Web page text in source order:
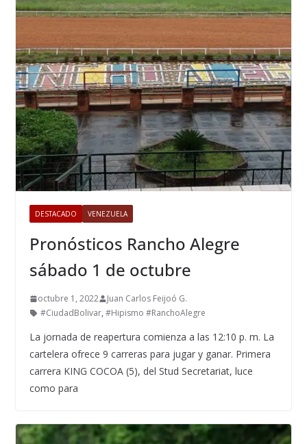
DESTACADO VENEZUELA
Pronósticos Rancho Alegre
sábado 1 de octubre
octubre 1, 2022
Juan Carlos Feijoó G.
#CiudadBolivar, #Hipismo #RanchoAlegre
La jornada de reapertura comienza a las 12:10 p. m. La
cartelera ofrece 9 carreras para jugar y ganar. Primera
carrera KING COCOA (5), del Stud Secretariat, luce
como para